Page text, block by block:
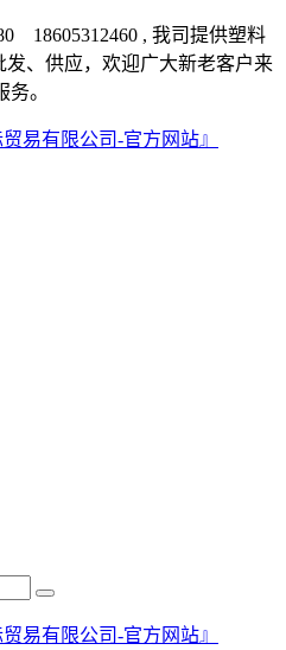
18605312460 , 我司提供塑料
发、供应，欢迎广大新老客户来
。